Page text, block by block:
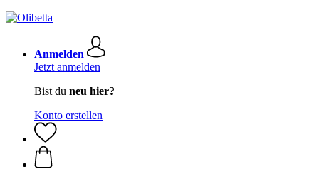
Anmelden
Jetzt anmelden
Bist du neu hier?
Konto erstellen